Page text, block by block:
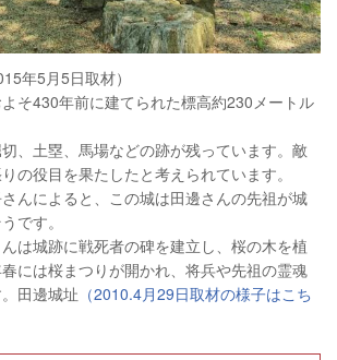
年5月5日取材）
そ430年前に建てられた標高約230メートル
、土塁、馬場などの跡が残っています。敵
の役目を果たしたと考えられています。
んによると、この城は田邊さんの先祖が城
です。
は城跡に戦死者の碑を建立し、桜の木を植
には桜まつりが開かれ、将兵や先祖の霊魂
田邊城址 （2010.4月29日取材の様子はこち